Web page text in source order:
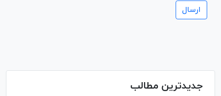
جدیدترین مطالب